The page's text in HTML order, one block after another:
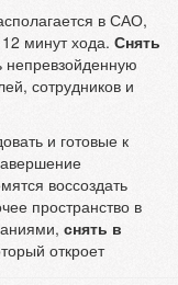
в САО,
минут хода. Снять
непревзойденную
сотрудников и
и готовые к
воссоздать
пространство в
снять в
откроет